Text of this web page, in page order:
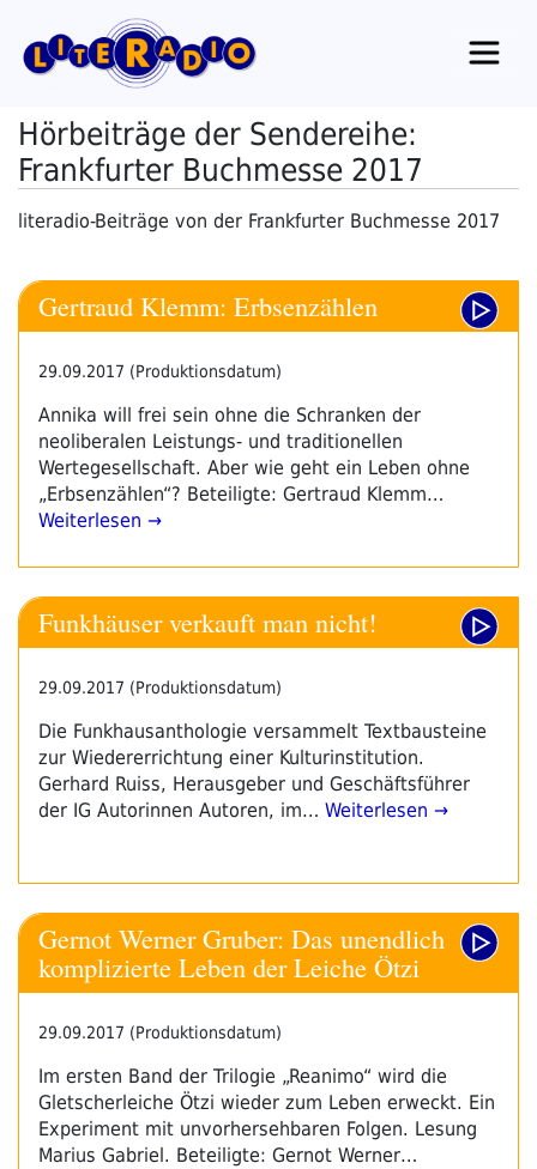
Inhalt
springen
Hörbeiträge der Sendereihe:
Frankfurter Buchmesse 2017
literadio-Beiträge von der Frankfurter Buchmesse 2017
Gertraud Klemm: Erbsenzählen
29.09.2017 (Produktionsdatum)
Annika will frei sein ohne die Schranken der
neoliberalen Leistungs- und traditionellen
Wertegesellschaft. Aber wie geht ein Leben ohne
„Erbsenzählen“? Beteiligte: Gertraud Klemm…
Weiterlesen →
Funkhäuser verkauft man nicht!
29.09.2017 (Produktionsdatum)
Die Funkhausanthologie versammelt Textbausteine
zur Wiedererrichtung einer Kulturinstitution.
Gerhard Ruiss, Herausgeber und Geschäftsführer
der IG Autorinnen Autoren, im… Weiterlesen →
Gernot Werner Gruber: Das unendlich
komplizierte Leben der Leiche Ötzi
29.09.2017 (Produktionsdatum)
Im ersten Band der Trilogie „Reanimo“ wird die
Gletscherleiche Ötzi wieder zum Leben erweckt. Ein
Experiment mit unvorhersehbaren Folgen. Lesung
Marius Gabriel. Beteiligte: Gernot Werner…